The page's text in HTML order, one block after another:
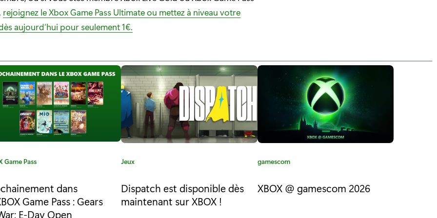
rejoignez le Xbox Game Pass Ultimate ou mettez à niveau votre
aujourd’hui pour seulement 1€.
Game Pass
dans
Game Pass : Gears
E-Day Open
C
t
é
g
Jeux
Dispatch est disponible dès
maintenant sur XBOX !
C
t
é
gamescom
XBOX @ gamescom 2026